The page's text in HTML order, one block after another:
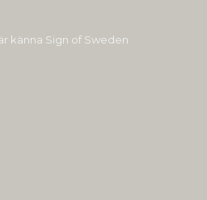
känna Sign of Sweden